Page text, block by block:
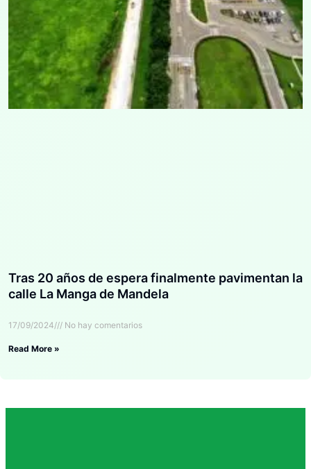
Tras 20 años de espera finalmente pavimentan la
calle La Manga de Mandela
17/09/2024 No hay comentarios
Read More »